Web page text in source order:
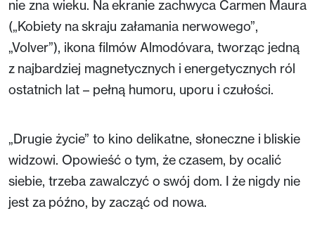
nie zna wieku. Na ekranie zachwyca Carmen Maura
(„Kobiety na skraju załamania nerwowego”,
„Volver”), ikona filmów Almodóvara, tworząc jedną
z najbardziej magnetycznych i energetycznych ról
ostatnich lat – pełną humoru, uporu i czułości.
„Drugie życie” to kino delikatne, słoneczne i bliskie
widzowi. Opowieść o tym, że czasem, by ocalić
siebie, trzeba zawalczyć o swój dom. I że nigdy nie
jest za późno, by zacząć od nowa.